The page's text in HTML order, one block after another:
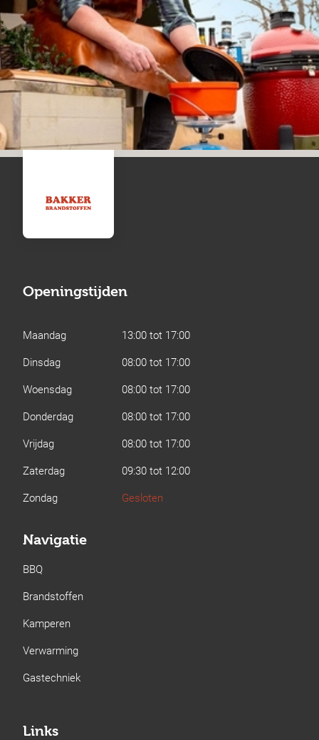
Openingstijden
Maandag
13:00 tot 17:00
Dinsdag
08:00 tot 17:00
Woensdag
08:00 tot 17:00
Donderdag
08:00 tot 17:00
Vrijdag
08:00 tot 17:00
Zaterdag
09:30 tot 12:00
Zondag
Gesloten
Navigatie
BBQ
Brandstoffen
Kamperen
Verwarming
Gastechniek
Links